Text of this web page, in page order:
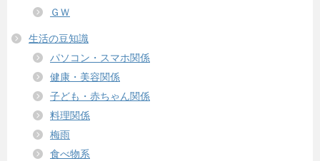
ＧＷ
生活の豆知識
パソコン・スマホ関係
健康・美容関係
子ども・赤ちゃん関係
料理関係
梅雨
食べ物系